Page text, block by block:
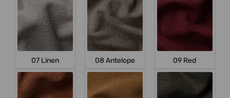
07 Linen 08 Antelope 09 Red